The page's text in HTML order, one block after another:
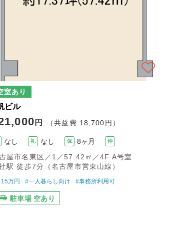
室あり
ビル
円 （共益費 18,700円）
なし 礼 なし 保 8ヶ月 仲
屋市名東区／1／57.42㎡／4F A号室
社駅 徒歩7分（名古屋市営東山線）
万円 #一人暮らし向け #事務所利用可
駐車場 空あり